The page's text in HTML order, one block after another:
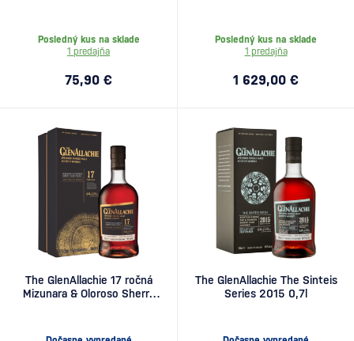
Posledný kus na sklade
1 predajňa
75,90 €
Posledný kus na sklade
1 predajňa
1 629,00 €
The GlenAllachie 17 ročná
Mizunara & Oloroso Sherry
The GlenAllachie The Sinteis
Series 2015 0,7l